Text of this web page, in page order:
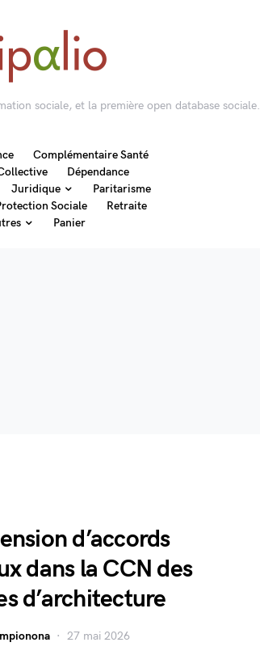
sociale, et la première open database sociale.
Complémentaire Santé
Dépendance
Juridique
Paritarisme
Sociale
Retraite
Panier
d’accords
dans la CCN des
d’architecture
27 mai 2026